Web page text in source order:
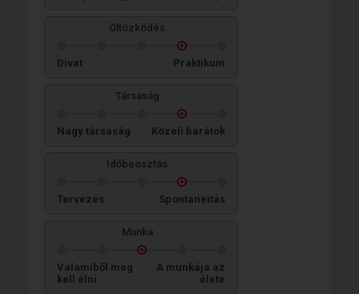
Öltözködés
Divat Praktikum
Társaság
Nagy társaság Közeli barátok
Időbeosztás
Tervezés Spontaneitás
Munka
Valamiből meg
kell élni
A munkája az
élete